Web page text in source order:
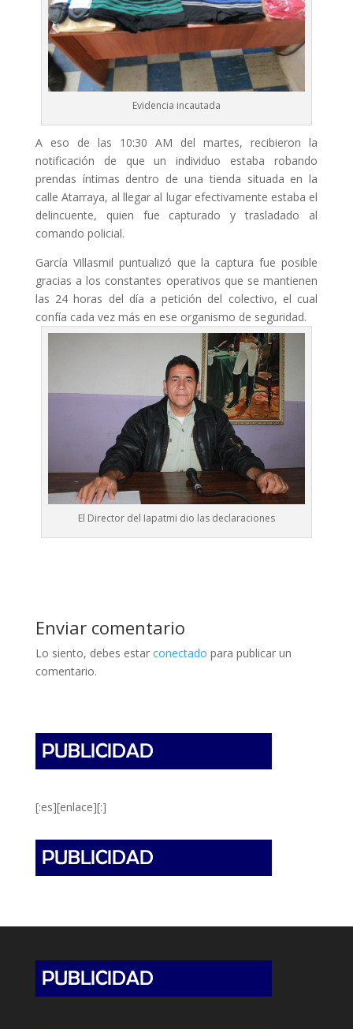
Evidencia incautada
A eso de las 10:30 AM del martes, recibieron la
notificación de que un individuo estaba robando
prendas íntimas dentro de una tienda situada en la
calle Atarraya, al llegar al lugar efectivamente estaba el
delincuente, quien fue capturado y trasladado al
comando policial.
García Villasmil puntualizó que la captura fue posible
gracias a los constantes operativos que se mantienen
las 24 horas del día a petición del colectivo, el cual
confía cada vez más en ese organismo de seguridad.
El Director del Iapatmi dio las declaraciones
Enviar comentario
Lo siento, debes estar conectado para publicar un
comentario.
[:es][enlace][:]